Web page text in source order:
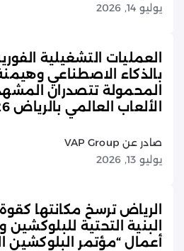
يوليو 14, 2026
العمليات التشغيلية
بالذكاء الاصطناعي
المحمولة تتصدران
الألعاب العالمي بالرياض 2026
صادر عن VAP Group
يوليو 13, 2026
الرياض ترسخ مكانتها
البنية التحتية
أعمال “مؤتمر البلوكشين